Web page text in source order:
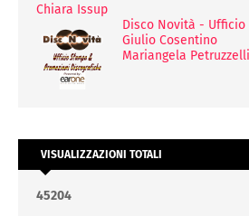
Chiara Issup
Disco Novità - Ufficio
Giulio Cosentino
Mariangela Petruzzelli
VISUALIZZAZIONI TOTALI
45204